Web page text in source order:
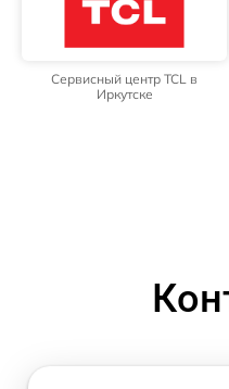
Сервисный центр TCL в
Иркутске